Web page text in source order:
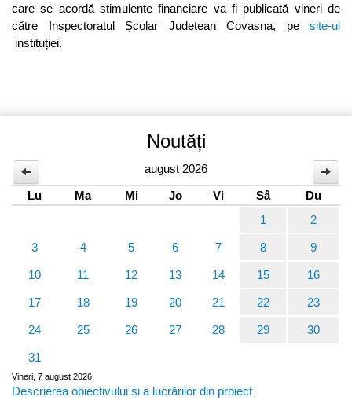
care se acordă stimulente financiare va fi publicată vineri de
către Inspectoratul Școlar Județean Covasna, pe site-ul
instituției.
Noutăți
august 2026
Lu
Ma Mi Jo Vi Sâ
Du
1
2
3 4 5 6 7 8 9
10 11 12 13 14 15 16
17 18 19 20 21 22 23
24 25 26 27 28 29 30
31
Vineri, 7 august 2026
Descrierea obiectivului și a lucrărilor din proiect